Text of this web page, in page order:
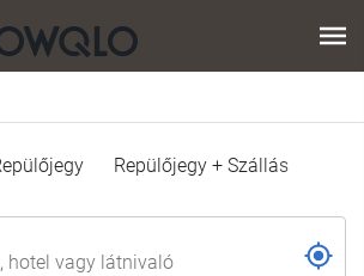
Repülőjegy + Szállás